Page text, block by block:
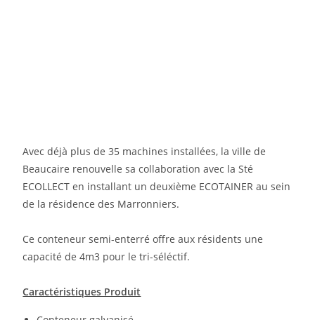
Avec déjà plus de 35 machines installées, la ville de
Beaucaire renouvelle sa collaboration avec la Sté
ECOLLECT en installant un deuxième ECOTAINER au sein
de la résidence des Marronniers.
Ce conteneur semi-enterré offre aux résidents une
capacité de 4m3 pour le tri-séléctif.
Caractéristiques Produit